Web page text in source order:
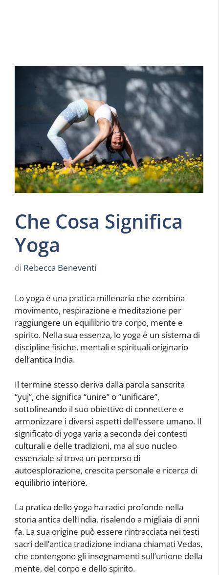
Che Cosa Significa
Yoga
di Rebecca Beneventi
Lo yoga è una pratica millenaria che combina
movimento, respirazione e meditazione per
raggiungere un equilibrio tra corpo, mente e
spirito. Nella sua essenza, lo yoga è un sistema di
discipline fisiche, mentali e spirituali originario
dell’antica India.
Il termine stesso deriva dalla parola sanscrita
“yuj”, che significa “unire” o “unificare”,
sottolineando il suo obiettivo di connettere e
armonizzare i diversi aspetti dell’essere umano. Il
significato di yoga varia a seconda dei contesti
culturali e delle tradizioni, ma al suo nucleo
essenziale si trova un percorso di
autoesplorazione, crescita personale e ricerca di
equilibrio interiore.
La pratica dello yoga ha radici profonde nella
storia antica dell’India, risalendo a migliaia di anni
fa. La sua origine può essere rintracciata nei testi
sacri dell’antica tradizione indiana chiamati Vedas,
che contengono gli insegnamenti sull’unione della
mente, del corpo e dello spirito.